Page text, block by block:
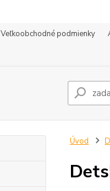
Veľkoobchodné podmienky
Úvod